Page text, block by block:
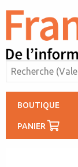
BOUTIQUE
PANIER